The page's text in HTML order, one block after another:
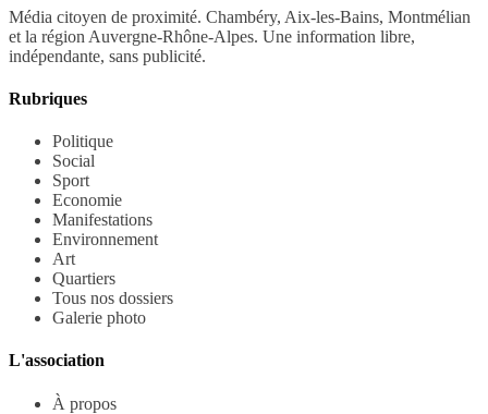
Média citoyen de proximité. Chambéry, Aix-les-Bains, Montmélian
et la région Auvergne-Rhône-Alpes. Une information libre,
indépendante, sans publicité.
Rubriques
Politique
Social
Sport
Economie
Manifestations
Environnement
Art
Quartiers
Tous nos dossiers
Galerie photo
L'association
À propos